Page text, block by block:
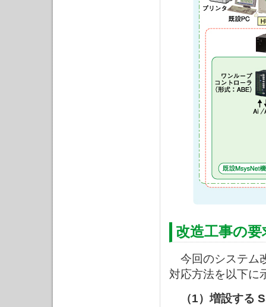
改造工事の
今回のシステム
対応方法を以下に
（1）増設する